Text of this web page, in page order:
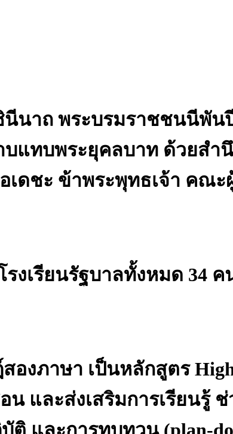
นีนาถ พระบรมราชชนนีพัน
บแทบพระยุคลบาท ด้วยส
ดชะ ข้าพระพุทธเจ้า คณะ
งเรียนรัฐบาลทั้งหมด 34 ค
งภาษา เป็นหลักสูตร
น และส่งเสริมการเรียน